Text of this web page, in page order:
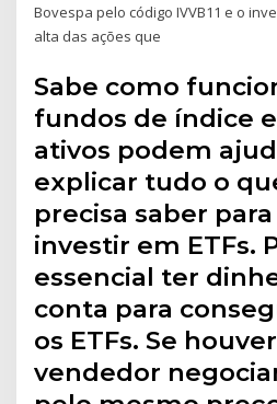
Bovespa pelo código IVVB11 e o
alta das ações que
Sabe como
fundos de índice
ativos podem
explicar tudo o
precisa saber
investir em ETFs.
essencial ter
conta para
os ETFs. Se
vendedor